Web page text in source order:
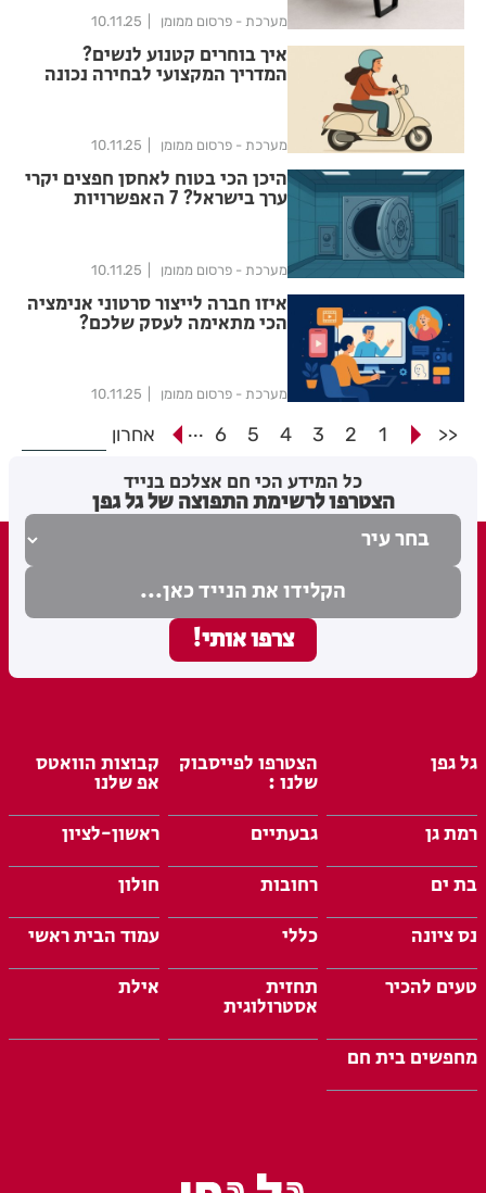
מערכת - פרסום ממומן 10.11.25
איך בוחרים קטנוע לנשים?
המדריך המקצועי לבחירה נכונה
מערכת - פרסום ממומן 10.11.25
היכן הכי בטוח לאחסן חפצים יקרי
ערך בישראל? 7 האפשרויות
מערכת - פרסום ממומן 10.11.25
איזו חברה לייצור סרטוני אנימציה
הכי מתאימה לעסק שלכם?
מערכת - פרסום ממומן 10.11.25
<<
1
2
3
4
5
6
... אחרון
כל המידע הכי חם אצלכם בנייד
הצטרפו לרשימת התפוצה של גל גפן
גל גפן הצטרפו לפייסבוק
שלנו :
קבוצות הוואטס
אפ שלנו
רמת גן
גבעתיים
ראשון-לציון
בת ים
רחובות
חולון
נס ציונה
כללי
עמוד הבית ראשי
טעים להכיר
תחזית
אסטרולוגית
אילת
מחפשים בית חם